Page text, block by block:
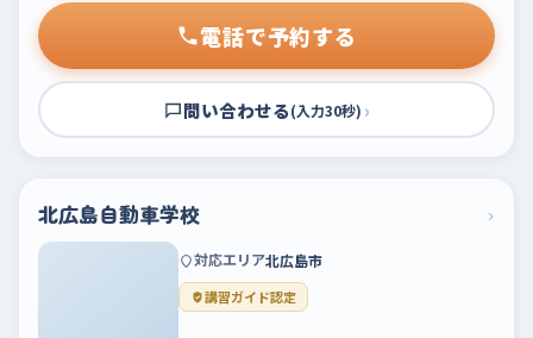
電話で予約する
問い合わせる(入力30秒) ›
北広島自動車学校 ›
対応エリア北広島市
講習ガイド認定